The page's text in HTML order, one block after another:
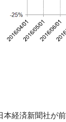
経済新聞社が